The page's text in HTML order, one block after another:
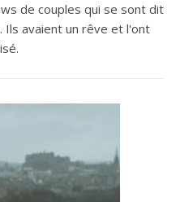
de couples qui se sont dit
Ils avaient un rêve et l'ont